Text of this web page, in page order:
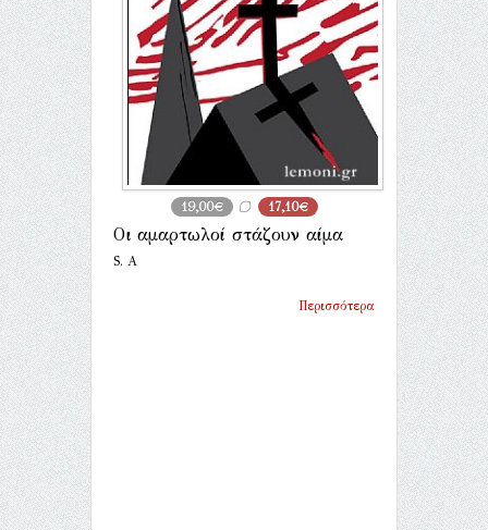
19,00€ 17,10€
Οι αμαρτωλοί στάζουν αίμα
S. A
Περισσότερα